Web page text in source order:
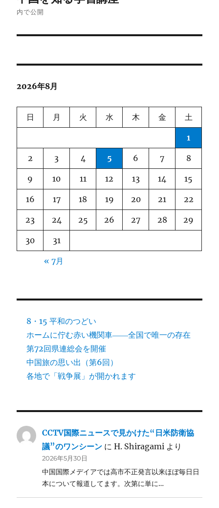
稿
ゲ
ー
シ
ョ
ン
内で公開
2026年8月
日 月 火 水 木 金 土
1
2 3 4 5 6 7 8
9 10 11 12 13 14 15
16 17 18 19 20 21 22
23 24 25 26 27 28 29
30 31
« 7月
8・15 平和のつどい
ホームに佇む赤い機関車――全国で唯一の存在
第72回県連総会を開催
中国旅の思い出（第6回）
各地で「戦争展」が開かれます
CCTV国際ニュースで見かけた“日米防衛協
議”のワンシーン にH. Shiragami より
2026年5月30日
中国国際メデイアでは高市不正発言以来ほぼ毎日日
本について報道してます。次第に単に…